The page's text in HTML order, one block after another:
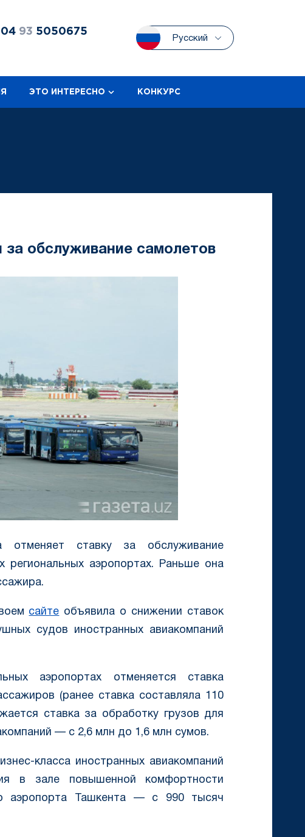
93 5050675
Русский
ЭТО ИНТЕРЕСНО КОНКУРС
за обслуживание самолетов
ставку за обслуживание
аэропортах. Раньше она
сайте объявила о снижении ставок
судов иностранных авиакомпаний
аэропортах отменяется ставка
(ранее ставка составляла 110
ставка за обработку грузов для
— с 2,6 млн до 1,6 млн сумов.
класса иностранных авиакомпаний
в зале повышенной комфортности
аэропорта Ташкента — с 990 тысяч